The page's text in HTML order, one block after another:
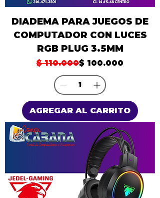
DIADEMA PARA JUEGOS DE
COMPUTADOR CON LUCES
RGB PLUG 3.5MM
Precio
$ 110.000Precio de oferta
$ 100.000
AGREGAR AL CARRITO